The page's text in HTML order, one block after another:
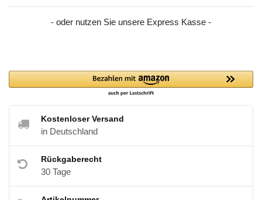
- oder nutzen Sie unsere Express Kasse -
Kostenloser Versand
in Deutschland
Rückgaberecht
30 Tage